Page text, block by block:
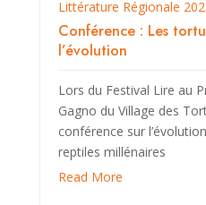
Littérature Régionale
Conférence : Les
l’évolution
Lors du Festival Lire au
Gagno du Village des
conférence sur
reptiles millénaires
Read More